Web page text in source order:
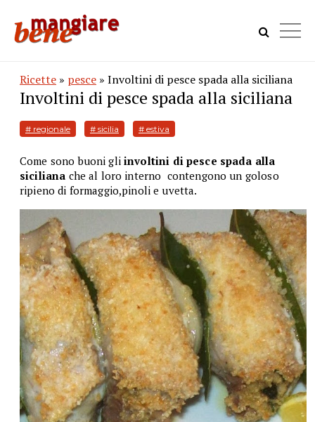
Ricette » pesce » Involtini di pesce spada alla siciliana
Involtini di pesce spada alla siciliana
# regionale # sicilia # estiva
Come sono buoni gli involtini di pesce spada alla
siciliana che al loro interno contengono un goloso
ripieno di formaggio,pinoli e uvetta.